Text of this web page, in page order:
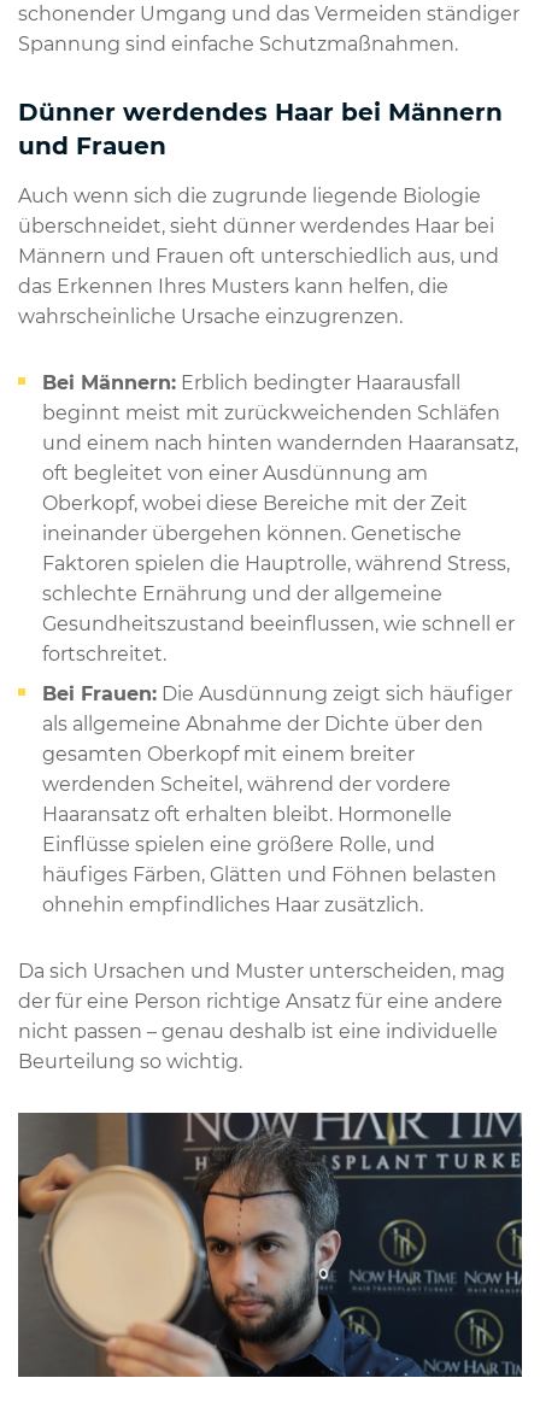
schonender Umgang und das Vermeiden ständiger
Spannung sind einfache Schutzmaßnahmen.
Dünner werdendes Haar bei Männern
und Frauen
Auch wenn sich die zugrunde liegende Biologie
überschneidet, sieht dünner werdendes Haar bei
Männern und Frauen oft unterschiedlich aus, und
das Erkennen Ihres Musters kann helfen, die
wahrscheinliche Ursache einzugrenzen.
Bei Männern: Erblich bedingter Haarausfall
beginnt meist mit zurückweichenden Schläfen
und einem nach hinten wandernden Haaransatz,
oft begleitet von einer Ausdünnung am
Oberkopf, wobei diese Bereiche mit der Zeit
ineinander übergehen können. Genetische
Faktoren spielen die Hauptrolle, während Stress,
schlechte Ernährung und der allgemeine
Gesundheitszustand beeinflussen, wie schnell er
fortschreitet.
Bei Frauen: Die Ausdünnung zeigt sich häufiger
als allgemeine Abnahme der Dichte über den
gesamten Oberkopf mit einem breiter
werdenden Scheitel, während der vordere
Haaransatz oft erhalten bleibt. Hormonelle
Einflüsse spielen eine größere Rolle, und
häufiges Färben, Glätten und Föhnen belasten
ohnehin empfindliches Haar zusätzlich.
Da sich Ursachen und Muster unterscheiden, mag
der für eine Person richtige Ansatz für eine andere
nicht passen – genau deshalb ist eine individuelle
Beurteilung so wichtig.